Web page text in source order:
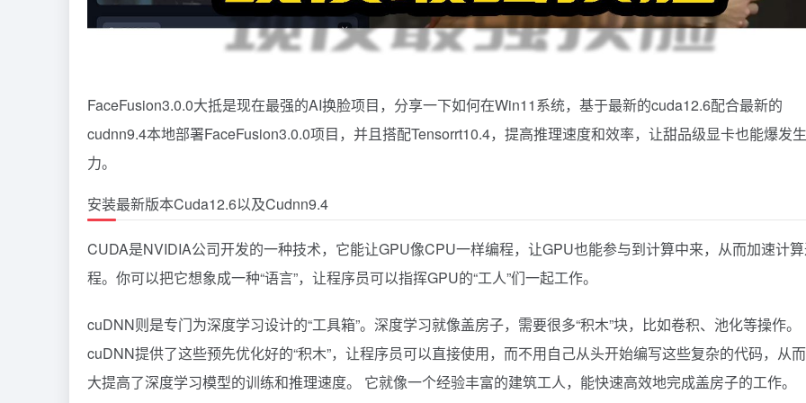
FaceFusion3.0.0大抵是现在最强的AI换脸项目，分享一下如何在Win11系统，基于最新的cuda12.6配合最新的
cudnn9.4本地部署FaceFusion3.0.0项目，并且搭配Tensorrt10.4，提高推理速度和效率，让甜品级显卡也能爆发
力。
安装最新版本Cuda12.6以及Cudnn9.4
CUDA是NVIDIA公司开发的一种技术，它能让GPU像CPU一样编程，让GPU也能参与到计算中来，从而加速计
程。你可以把它想象成一种“语言”，让程序员可以指挥GPU的“工人”们一起工作。
cuDNN则是专门为深度学习设计的“工具箱”。深度学习就像盖房子，需要很多“积木”块，比如卷积、池化等操作。
cuDNN提供了这些预先优化好的“积木”，让程序员可以直接使用，而不用自己从头开始编写这些复杂的代码，从
大提高了深度学习模型的训练和推理速度。 它就像一个经验丰富的建筑工人，能快速高效地完成盖房子的工作。